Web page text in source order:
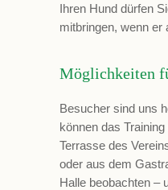
Ihren Hund dürfen
mitbringen, wenn er
Möglichkeiten
Besucher sind uns
können das
Terrasse des
oder aus dem
Halle beobachten –